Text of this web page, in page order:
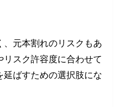
、元本割れのリスクもあ
リスク許容度に合わせて
ばすための選択肢にな